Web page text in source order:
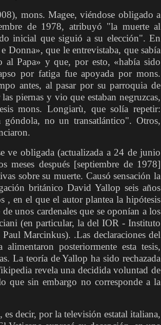
mons. Magee, viéndose obligado a
de 1978, atribuyó "la muerte al
inicial que siguió a su elección". En
Donna», que le entrevistaba, que sabía
al Papa» y que, por esto, «había sido
por fatiga fue apoyada por mons.
antes, al pasar por su parroquia de
piernas y vio que estaban negruzcas,
mons. Longiarù, que solía repetir:
góndola, no un transatlántico". Otros,
ve obligada (actualizada a 24 de junio
después [septiembre de 1978]
sobre su muerte. Causó sensación la
británico David Yallop seis años
, en el que el autor plantea la hipótesis
unos cardenales que se oponían a los
(en particular, la del IOR - Instituto
Marcinkus). .Las declaraciones del
posteriormente esta tesis,
La teoría de Yallop ha sido rechazada
revela una decidida voluntad de
que sin embargo no corresponde a la
decir, por la televisión estatal italiana,